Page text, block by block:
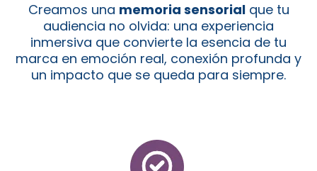
Creamos una memoria sensorialque tu
audiencia no olvida: una experiencia
inmersiva que convierte la esencia de tu
marca en emoción real, conexión profunda y
un impacto que se queda para siempre.